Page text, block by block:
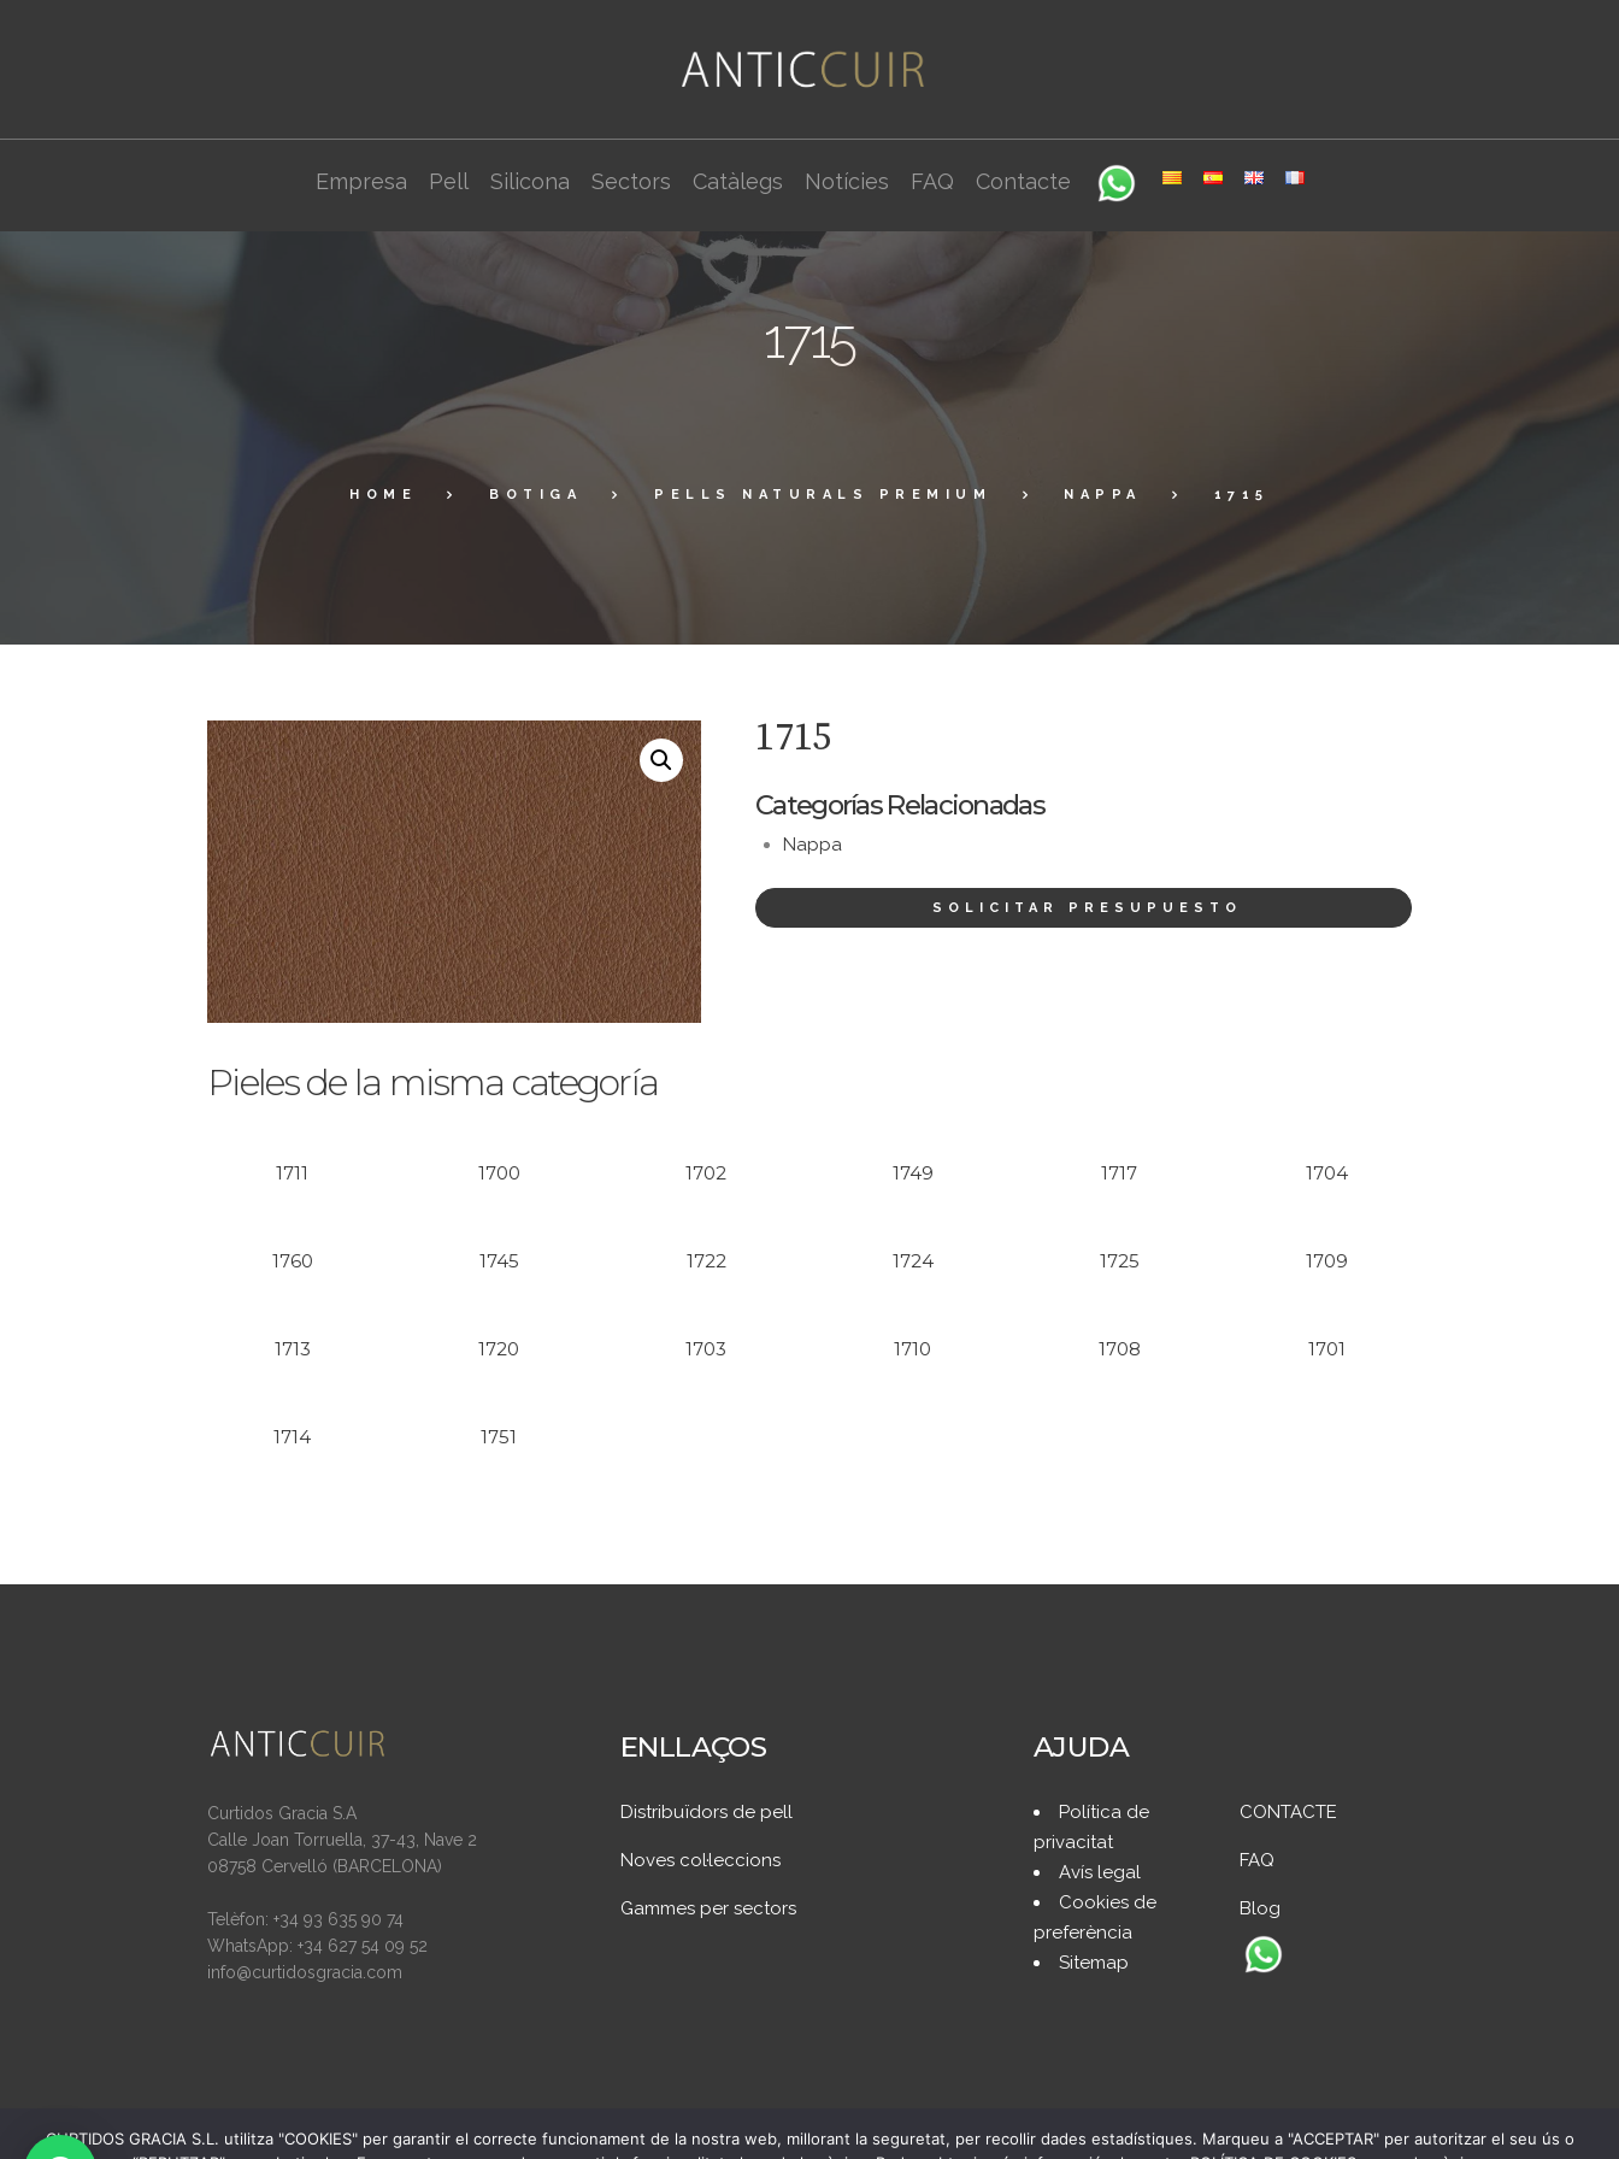
Empresa Pell Silicona Sectors Catàlegs Notícies FAQ Contacte
1715
HOME BOTIGA PELLS NATURALS PREMIUM NAPPA 1715
1715
Categorías Relacionadas
Nappa
SOLICITAR PRESUPUESTO
Pieles de la misma categoría
1711 1700 1702 1749 1717 1704
1760 1745 1722 1724 1725 1709
1713 1720 1703 1710 1708 1701
1714 1751
Curtidos Gracia S.A
Calle Joan Torruella, 37-43, Nave 2
08758 Cervelló (BARCELONA)
Telèfon: +34 93 635 90 74
WhatsApp: +34 627 54 09 52
info@curtidosgracia.com
ENLLAÇOS
Distribuïdors de pell
Noves col·leccions
Gammes per sectors
AJUDA
Política de
privacitat
Avís legal
Cookies de
preferència
Sitemap
CONTACTE
FAQ
Blog
CURTIDOS GRACIA S.L. utilitza "COOKIES" per garantir el correcte funcionament de la nostra web, millorant la seguretat, per recollir dades estadístiques. Marqueu a "ACCEPTAR" per autoritzar el seu ús o